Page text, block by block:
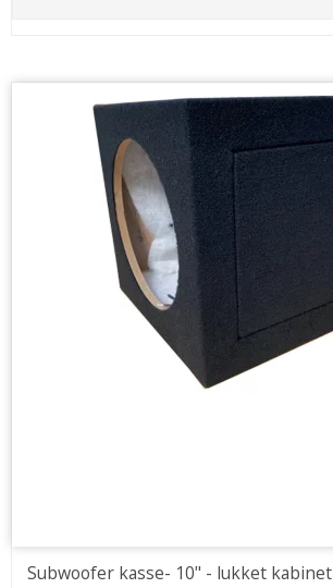
Subwoofer kasse- 10" - lukket kabinet